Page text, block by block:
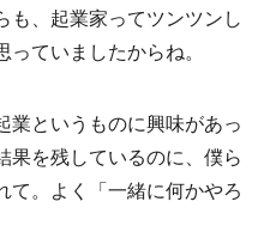
も、起業家ってツンツンし
ていましたからね。
業というものに興味があっ
果を残しているのに、僕ら
て。よく「一緒に何かやろ